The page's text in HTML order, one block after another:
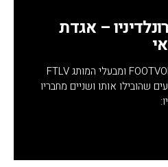
– אגדת
גל (חופו),מייסד FOOTVOLLEY TLV ומבעלי המותג FTLV
שהובילו אותו ושניים מחבריו